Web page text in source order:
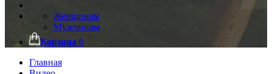
Женщинам
Мужчинам
Корзина 0
Главная